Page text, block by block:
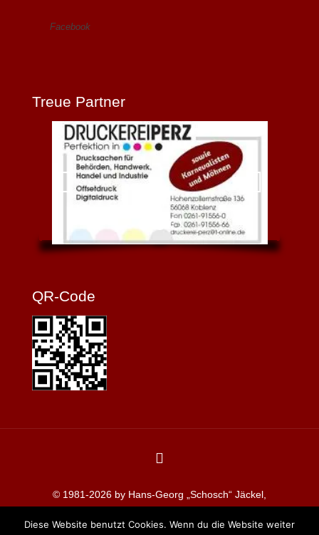
Facebook
Treue Partner
QR-Code
© 1981-2026 by Hans-Georg „Schosch“ Jäckel,
Diese Website benutzt Cookies. Wenn du die Website weiter